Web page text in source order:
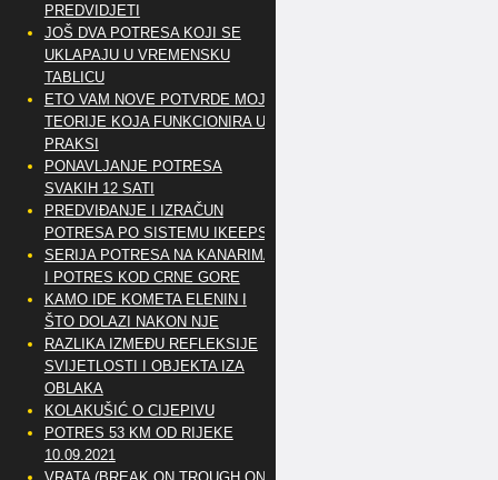
PREDVIDJETI
JOŠ DVA POTRESA KOJI SE
UKLAPAJU U VREMENSKU
TABLICU
ETO VAM NOVE POTVRDE MOJE
TEORIJE KOJA FUNKCIONIRA U
PRAKSI
PONAVLJANJE POTRESA
SVAKIH 12 SATI
PREDVIĐANJE I IZRAČUN
POTRESA PO SISTEMU IKEEPS
SERIJA POTRESA NA KANARIMA
I POTRES KOD CRNE GORE
KAMO IDE KOMETA ELENIN I
ŠTO DOLAZI NAKON NJE
RAZLIKA IZMEĐU REFLEKSIJE
SVIJETLOSTI I OBJEKTA IZA
OBLAKA
KOLAKUŠIĆ O CIJEPIVU
POTRES 53 KM OD RIJEKE
10.09.2021